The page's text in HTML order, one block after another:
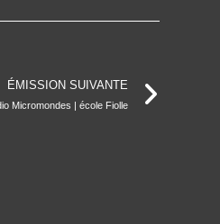
ÉMISSION SUIVANTE
Micromondes | école Fiolle